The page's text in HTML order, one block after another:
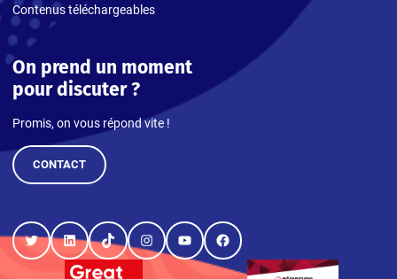
Contenus téléchargeables
On prend un moment
pour discuter ?
Promis, on vous répond vite !
CONTACT
TwitterLinkedInTikTokInstagram
YouTubeFacebook